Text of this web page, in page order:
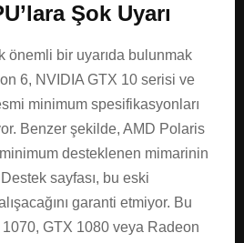
Şok Uyarı
önemli bir uyarıda bulunmak
6, NVIDIA GTX 10 serisi ve
minimum spesifikasyonları
Benzer şekilde, AMD Polaris
desteklenen mimarinin
sayfası, bu eski
garanti etmiyor. Bu
GTX 1080 veya Radeon